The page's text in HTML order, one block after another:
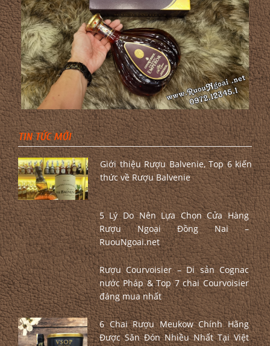
TIN TỨC MỚI
Giới thiệu Rượu Balvenie, Top 6 kiến
thức về Rượu Balvenie
5 Lý Do Nên Lựa Chọn Cửa Hàng
Rượu Ngoại Đồng Nai –
RuouNgoai.net
Rượu Courvoisier – Di sản Cognac
nước Pháp & Top 7 chai Courvoisier
đáng mua nhất
6 Chai Rượu Meukow Chính Hãng
Được Săn Đón Nhiều Nhất Tại Việt